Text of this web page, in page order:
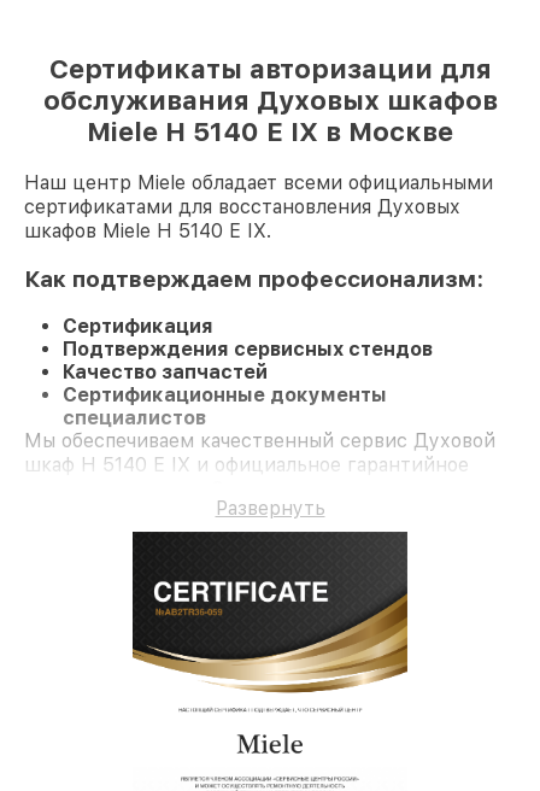
Сертификаты авторизации для
обслуживания Духовых шкафов
Miele H 5140 E IX в Москве
Наш центр Miele обладает всеми официальными
сертификатами для восстановления Духовых
шкафов Miele H 5140 E IX.
Как подтверждаем профессионализм:
Сертификация
Подтверждения сервисных стендов
Качество запчастей
Сертификационные документы
специалистов
Мы обеспечиваем качественный сервис Духовой
шкаф H 5140 E IX и официальное гарантийное
Развернуть